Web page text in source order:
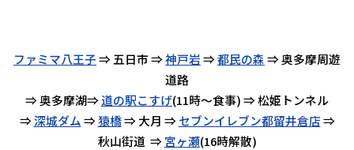
ファミマ八王子⇒ 五日市 ⇒神戸岩⇒都民の森⇒ 奥多摩周遊
道路
⇒ 奥多摩湖⇒道の駅こすげ(11時～食事) ⇒ 松姫トンネル
⇒深城ダム⇒猿橋⇒ 大月 ⇒セブンイレブン都留井倉店⇒
秋山街道 ⇒宮ヶ瀬(16時解散)